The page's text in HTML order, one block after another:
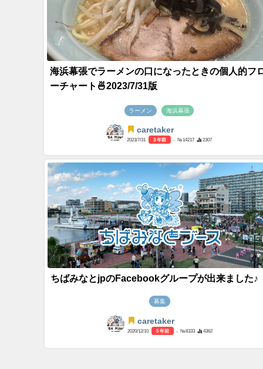
海浜幕張でラーメンの口になったときの個人的フ
ーチャート🍜2023/7/31版
ラーメン 海浜幕張
caretaker
2023/7/31 3 年前 - №14217 2307
ちばみなとjpのFacebookグループが出来ました♪
募集
caretaker
2020/12/10 5 年前 - №8333 4362